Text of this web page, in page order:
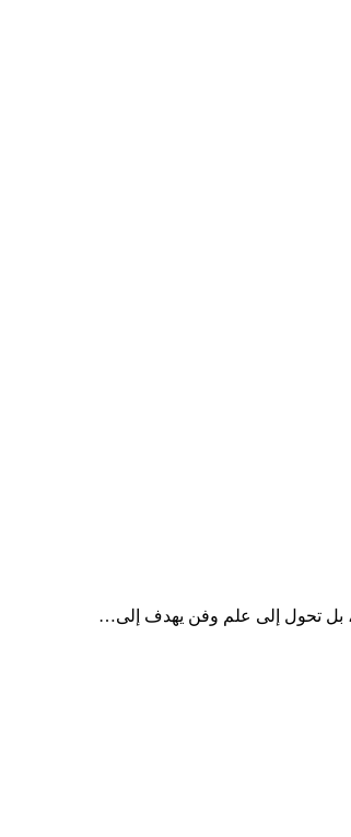
بل تحول إلى علم وفن يهدف إلى…